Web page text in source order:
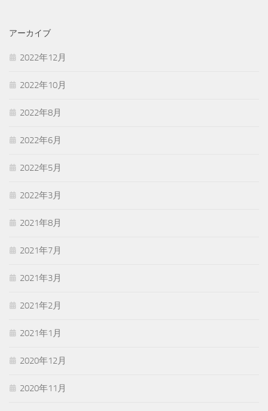
アーカイブ
2022年12月
2022年10月
2022年8月
2022年6月
2022年5月
2022年3月
2021年8月
2021年7月
2021年3月
2021年2月
2021年1月
2020年12月
2020年11月